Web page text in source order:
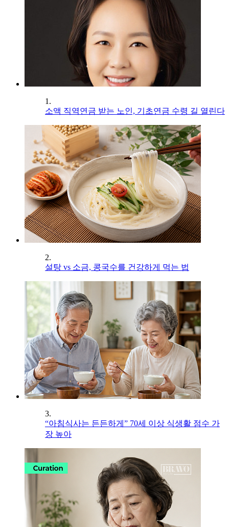
1.
소액 직역연금 받는 노인, 기초연금 수령 길 열린다
2.
설탕 vs 소금, 콩국수를 건강하게 먹는 법
3.
“아침식사는 든든하게” 70세 이상 식생활 점수 가
장 높아